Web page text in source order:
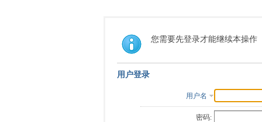
您需要先登录才能继续本操作
用户登录
用户名
密码: